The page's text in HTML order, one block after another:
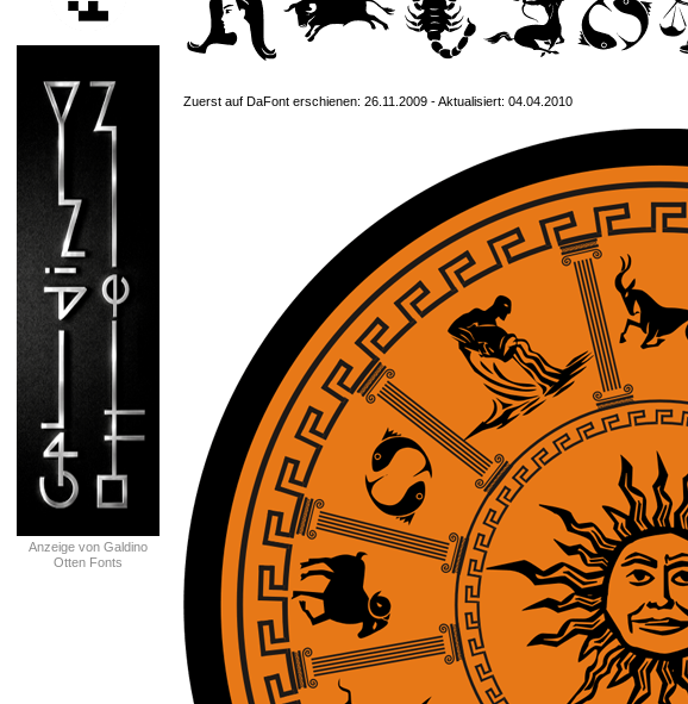
Anzeige von Galdino
Otten Fonts
Zuerst auf DaFont erschienen: 26.11.2009 - Aktualisiert: 04.04.2010